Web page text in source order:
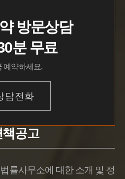
책공고
률사무소에 대한 소개 및 정
방문상담
분 무료
예약하세요.
담전화